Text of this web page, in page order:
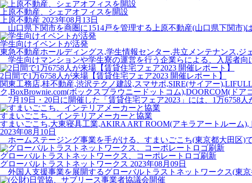
上原不動産、シェアオフィスを開設
上原不動産 2023年08月13日
山口県下関市を商圏に1514戸を管理する上原不動産(山口県下関市)
学生向けイベントが活発
東急不動産ホールディングス,学生情報センター,共立メンテナンス,ジ
学生向けマンションや学生寮の運営を行う企業らによる、入居者
2日間で1万6758人が来場【賃貸住宅フェア2023 開催レポート】
関東工務店,桂不動産,渋沢テクノ建設,スマサポ,SIRE(サイアー
ク,BoxBrownie.com(ボックスブラウニードットコム),DOORCOM(ドア
7月19日・20日に開催した「賃貸住宅フェア2023」には、1万6758
すまいごこち、インテリアメーカーと協業
すまいごこち,大東寝具工業,AKIRA ART ROOM(アキラアートルーム
2023年08月10日
ホームステージング事業を手がける、すまいごこち(東京都大田区)
グローバルトラストネットワークス、コーポレートロゴ刷新
グローバルトラストネットワークス 2023年08月09日
外国人支援事業を展開するグローバルトラストネットワークス(東